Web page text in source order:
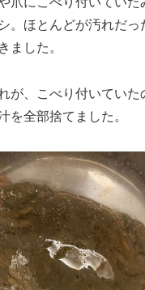
。ほとんどが汚れだっ
ました。
が、こべり付いていた
を全部捨てました。